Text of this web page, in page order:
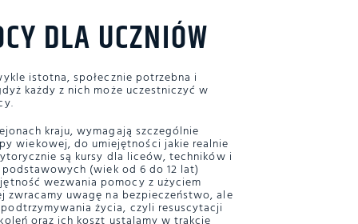
DLA UCZNIÓW
istotna, społecznie potrzebna i
każdy z nich może uczestniczyć w
kraju, wymagają szczególnie
wiekowej, do umiejętności jakie realnie
są kursy dla liceów, techników i
(wiek od 6 do 12 lat)
wezwania pomocy z użyciem
zwracamy uwagę na bezpieczeństwo, ale
życia, czyli resuscytacji